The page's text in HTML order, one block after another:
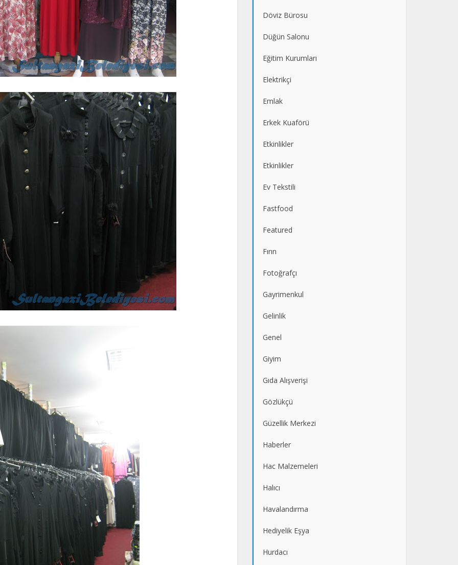
Döviz Bürosu
Düğün Salonu
Eğitim Kurumları
Elektrikçi
Emlak
Erkek Kuaförü
Etkinlikler
Etkinlikler
Ev Tekstili
Fastfood
Featured
Fırın
Fotoğrafçı
Gayrimenkul
Gelinlik
Genel
Giyim
Gıda Alışverişi
Gözlükçü
Güzellik Merkezi
Haberler
Hac Malzemeleri
Halıcı
Havalandırma
Hediyelik Eşya
Hurdacı